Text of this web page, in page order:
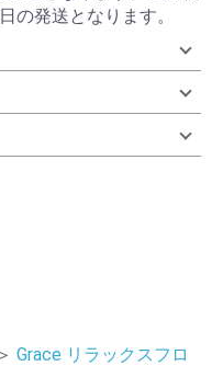
の発送となります。
＞ Grace リラックスフロ